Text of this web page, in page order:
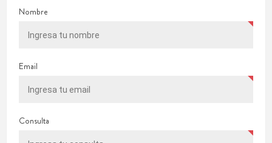
Nombre
Email
Consulta